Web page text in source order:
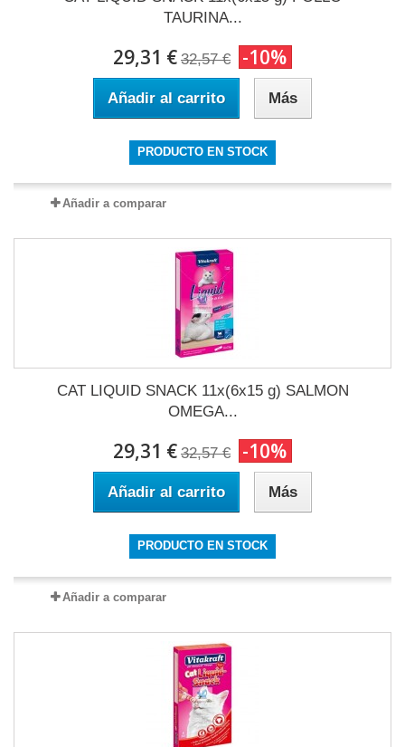
TAURINA...
29,31 € 32,57 € -10%
Añadir al carrito Más
PRODUCTO EN STOCK
Añadir a comparar
CAT LIQUID SNACK 11x(6x15 g) SALMON
OMEGA...
29,31 € 32,57 € -10%
Añadir al carrito Más
PRODUCTO EN STOCK
Añadir a comparar